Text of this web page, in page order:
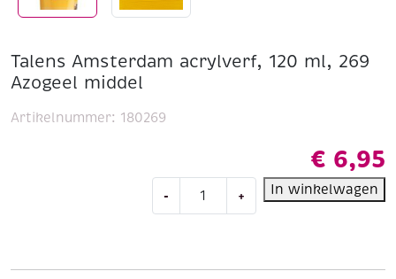
Talens Amsterdam acrylverf, 120 ml, 269
Azogeel middel
€ 6,95
- + In winkelwagen
Artikelnummer: 180269